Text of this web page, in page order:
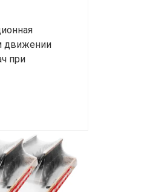
движении
при